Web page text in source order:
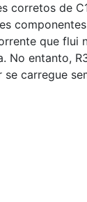
corretos de
que flui
No entanto,
carregue